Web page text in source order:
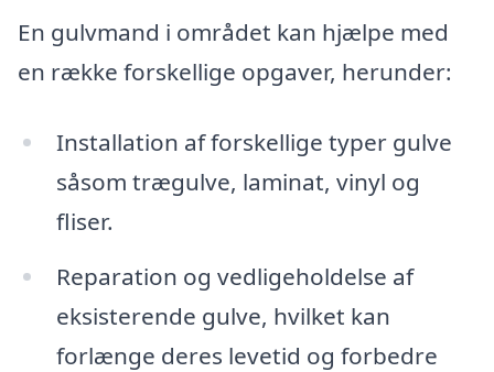
En gulvmand i området kan hjælpe med
en række forskellige opgaver, herunder:
Installation af forskellige typer gulve
såsom trægulve, laminat, vinyl og
fliser.
Reparation og vedligeholdelse af
eksisterende gulve, hvilket kan
forlænge deres levetid og forbedre